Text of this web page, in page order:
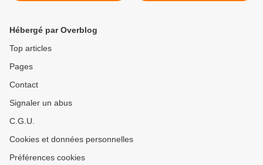
Hébergé par Overblog
Top articles
Pages
Contact
Signaler un abus
C.G.U.
Cookies et données personnelles
Préférences cookies